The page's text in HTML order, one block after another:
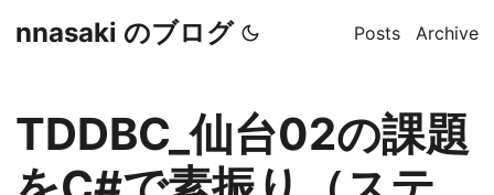
nnasaki のブログ Posts Archive
TDDBC_仙台02の課題